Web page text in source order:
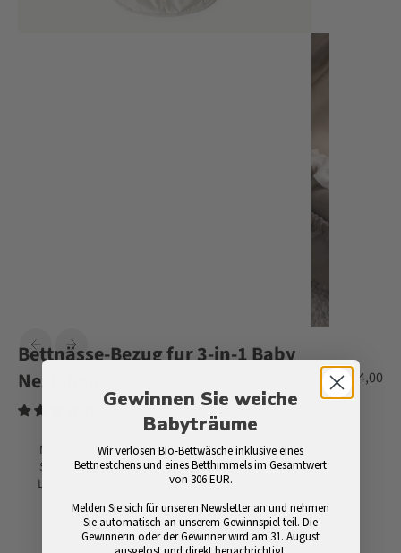
Bettnässe-Bezug fur 3-in-1 Baby
Nestchen
Angebot
€24,00
Customers rate us 4.5/5 based on 197 reviews.
Must-have für das Sebra 3-in-1 Baby Nestchen
Schützt die Matratze zuverlässig bei kleinen Unfällen
Leicht bei 60°C waschbar
Gewinnen Sie weiche
Babyträume
Wir verlosen Bio-Bettwäsche inklusive eines
Bettnestchens und eines Betthimmels im Gesamtwert
von 306 EUR.
Melden Sie sich für unseren Newsletter an und nehmen
Sie automatisch an unserem Gewinnspiel teil. Die
Gewinnerin oder der Gewinner wird am 31. August